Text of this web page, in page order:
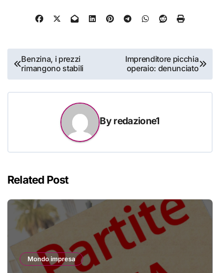
Navigazione
articoli
Benzina, i prezzi
rimangono stabili
Imprenditore picchia
operaio: denunciato
By redazione1
Related Post
Mondo impresa